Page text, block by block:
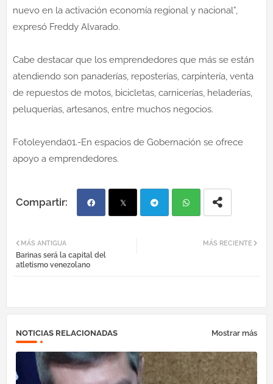
nuevo en la activación economía regional y nacional”,
expresó Freddy Alvarado.
Cabe destacar que los emprendedores que más se están
atendiendo son panaderías, reposterías, carpintería, venta
de repuestos de motos, bicicletas, carnicerías, heladerías,
peluquerías, artesanos, entre muchos negocios.
Fotoleyenda01.-En espacios de Gobernación se ofrece
apoyo a emprendedores.
ebo
MÁS RECIENTE
MÁS ANTIGUA
Barinas será la capital del
atletismo venezolano
NOTICIAS RELACIONADAS Mostrar más